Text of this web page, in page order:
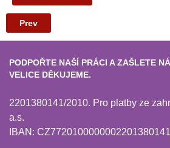
Prev
PODPOŘTE NAŠÍ PRÁCI A ZAŠLETE
VELICE DĚKUJEME.
2201380141/2010. Pro platby ze
a.s.
IBAN: CZ7720100000002201380141